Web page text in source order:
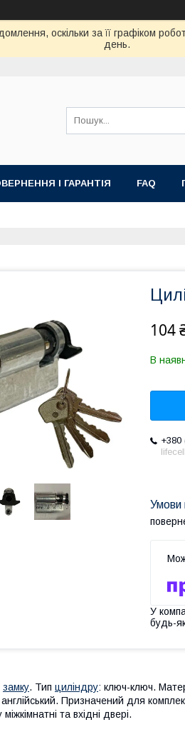
оскільки за її графіком
день.
І ГАРАНТІЯ FAQ
104
В
+380
lifecell
У
будь-
замку. Тип циліндру: ключ-ключ.
Призначений для
та вхідні двері.